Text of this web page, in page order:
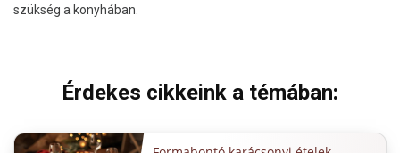
szükség a konyhában.
Érdekes cikkeink a témában: